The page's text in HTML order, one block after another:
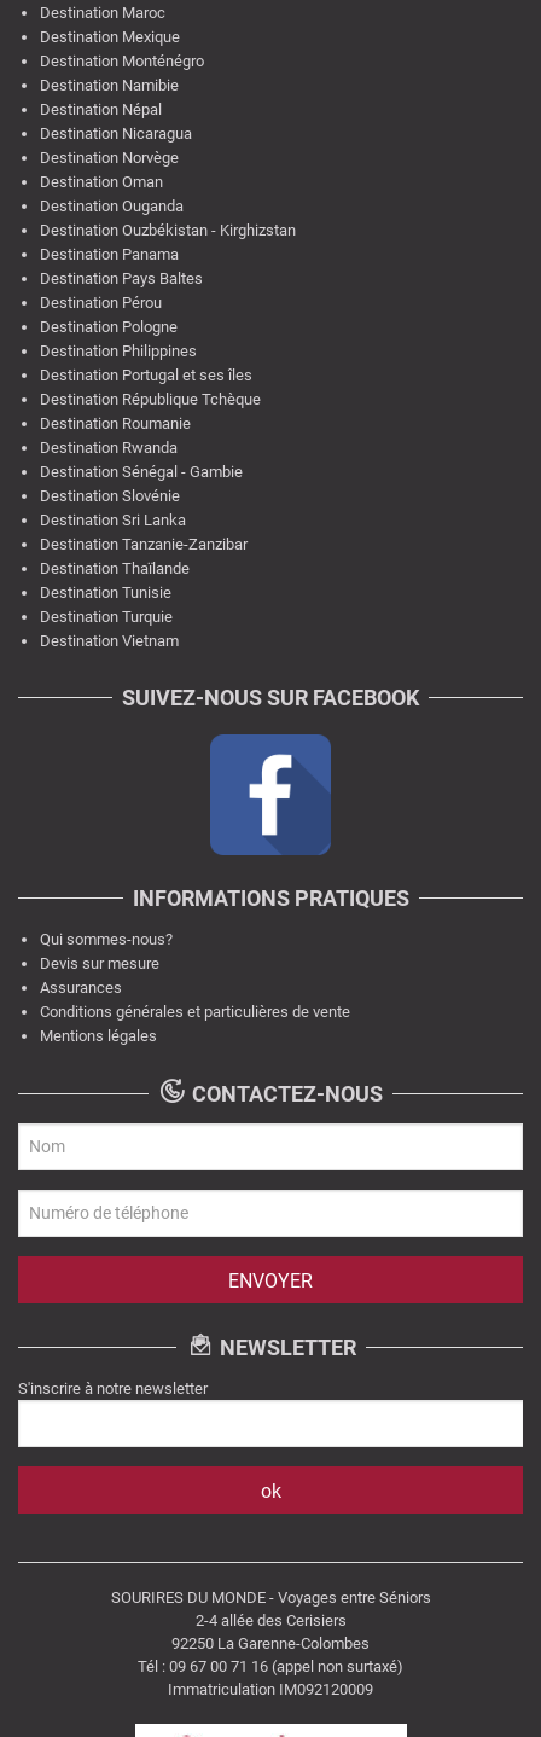
Destination Maroc
Destination Mexique
Destination Monténégro
Destination Namibie
Destination Népal
Destination Nicaragua
Destination Norvège
Destination Oman
Destination Ouganda
Destination Ouzbékistan - Kirghizstan
Destination Panama
Destination Pays Baltes
Destination Pérou
Destination Pologne
Destination Philippines
Destination Portugal et ses îles
Destination République Tchèque
Destination Roumanie
Destination Rwanda
Destination Sénégal - Gambie
Destination Slovénie
Destination Sri Lanka
Destination Tanzanie-Zanzibar
Destination Thaïlande
Destination Tunisie
Destination Turquie
Destination Vietnam
SUIVEZ-NOUS SUR FACEBOOK
INFORMATIONS PRATIQUES
Qui sommes-nous?
Devis sur mesure
Assurances
Conditions générales et particulières de vente
Mentions légales
CONTACTEZ-NOUS
NEWSLETTER
S'inscrire à notre newsletter
SOURIRES DU MONDE - Voyages entre Séniors
2-4 allée des Cerisiers
92250 La Garenne-Colombes
Tél : 09 67 00 71 16 (appel non surtaxé)
Immatriculation IM092120009